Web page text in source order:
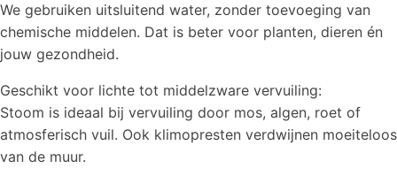
We gebruiken uitsluitend water, zonder toevoeging van
chemische middelen. Dat is beter voor planten, dieren én
jouw gezondheid.
Geschikt voor lichte tot middelzware vervuiling:
Stoom is ideaal bij vervuiling door mos, algen, roet of
atmosferisch vuil. Ook klimopresten verdwijnen moeiteloos
van de muur.